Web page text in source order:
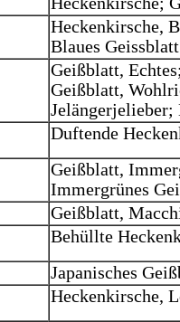
Heckenkirsche,
Blaues
Geißblatt,
Geißblatt,
Duftende
Geißblatt,
Immergrünes
Geißblatt,
Behüllte
Japanisches
Heckenkirsche,